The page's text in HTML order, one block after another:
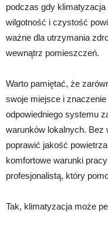
podczas gdy
wilgotność i czystość
ważne dla utrzymania
wewnątrz pomieszczeń.
Warto pamiętać, że
swoje miejsce i
odpowiedniego systemu
warunków lokalnych. Bez
poprawić jakość
komfortowe warunki
profesjonalistą, który
Tak, klimatyzacja może